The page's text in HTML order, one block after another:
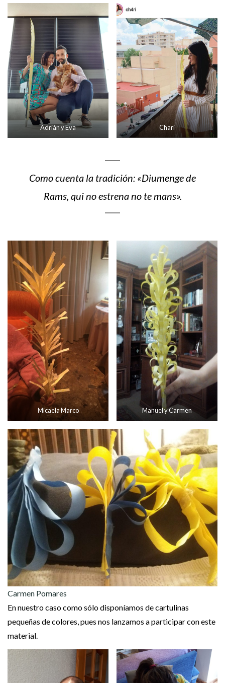
Adrián y Eva Chari
Como cuenta la tradición: «Diumenge de
Rams, qui no estrena no te mans».
Micaela Marco Manuel y Carmen
Carmen Pomares
En nuestro caso como sólo disponíamos de cartulinas
pequeñas de colores, pues nos lanzamos a participar con este
material.